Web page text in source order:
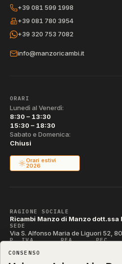
+39 081 599 1998
+39 081 780 3954
+39 320 753 7082
info@manzoricambi.it
ORARI
Lunedì al Venerdì:
8:30 – 13:30
15:30 – 18:30
Sabato e Domenica:
Chiusi
Orari estivi
2026
RAGIONE SOCIALE
Ricambi Manzo di Manzo dott.ssa
SEDE
Via S. Alfonso Maria de Liguori 52,
P. IVA REA PEC
CODICE SDI
T04ZHR3
CONSENSO